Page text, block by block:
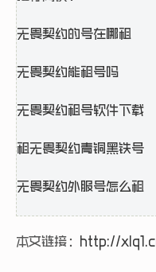
无畏契约的号在哪租
无畏契约能租号吗
无畏契约租号软件下载
租无畏契约青铜黑铁号
无畏契约外服号怎么租
本文链接： http://